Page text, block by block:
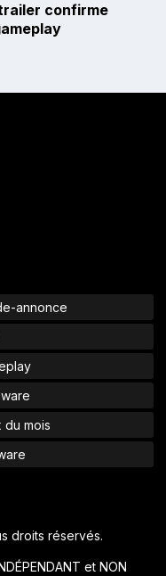
confirme
annonce
du mois
droits réservés.
et NON